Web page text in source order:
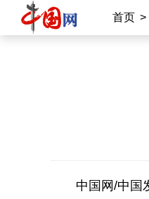
首页 >
中国网/中国